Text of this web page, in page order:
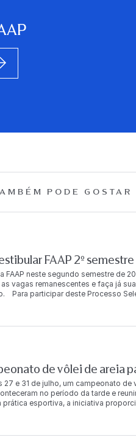
PODE GOSTAR
FAAP 2º
FAAP neste segundo semestre de
vagas remanescentes e faça já
Para participar deste Processo
de vôlei de areia
27 e 31 de julho, um campeonato
no período da tarde e
esportiva, a iniciativa